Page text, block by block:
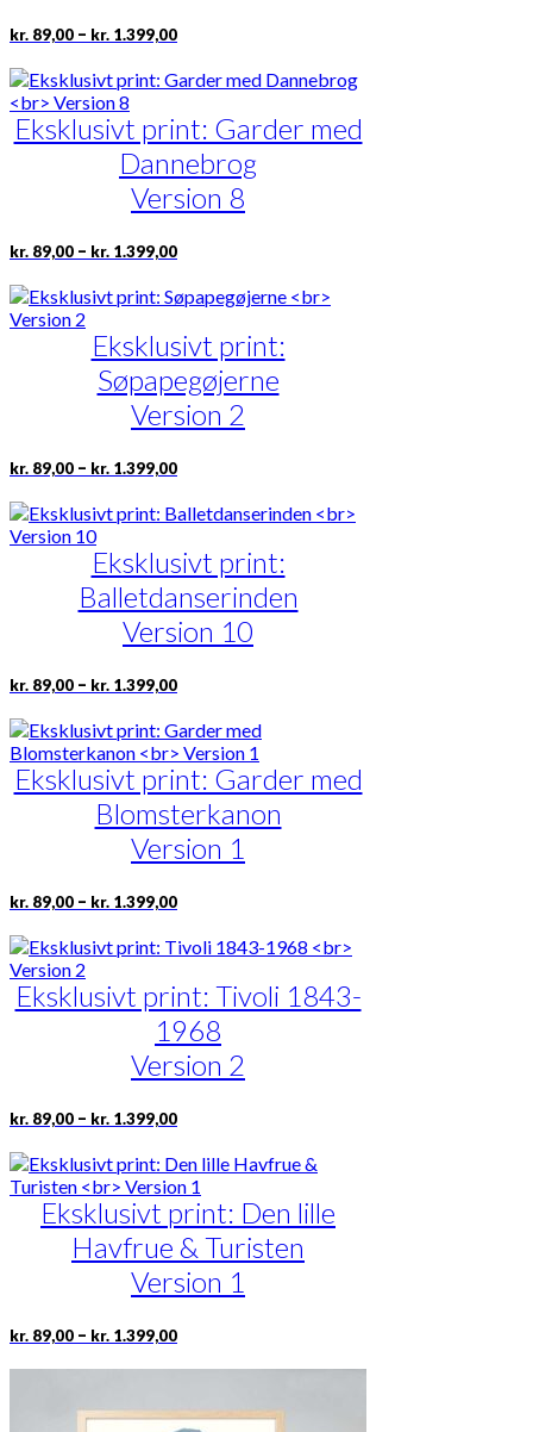
kr. 89,00 – kr. 1.399,00Prisinterval:
til
kr. 1.399,00
Dette
har
varianter.
Mulighederne
kan
vælges
på
Eksklusivt print: Garder med
Dannebrog
Version 8
kr. 89,00 – kr. 1.399,00Prisinterval:
kr. 1.399,00
Dette
har
varianter.
Mulighederne
kan
vælges
på
Eksklusivt print:
Søpapegøjerne
Version 2
kr. 89,00 – kr. 1.399,00Prisinterval:
til
kr. 1.399,00
Dette
har
varianter.
Mulighederne
kan
vælges
på
Eksklusivt print:
Balletdanserinden
Version 10
kr. 89,00 – kr. 1.399,00Prisinterval:
til
kr. 1.399,00
Dette
har
flere
varianter.
Mulighederne
kan
vælges
på
Eksklusivt print: Garder med
Blomsterkanon
Version 1
kr. 89,00 – kr. 1.399,00Prisinterval:
til
kr. 1.399,00
Dette
har
varianter.
Mulighederne
kan
vælges
på
Eksklusivt print: Tivoli 1843-
1968
Version 2
kr. 89,00 – kr. 1.399,00Prisinterval:
kr. 1.399,00
Dette
har
flere
varianter.
Mulighederne
kan
vælges
på
Eksklusivt print: Den lille
Havfrue & Turisten
Version 1
kr. 89,00 – kr. 1.399,00Prisinterval:
til
Dette
varianter.